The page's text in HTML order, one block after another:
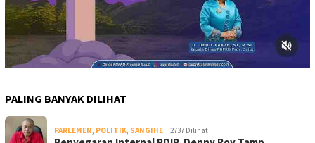
PALING BANYAK DILIHAT
PARLEMEN, POLITIK, SANGIHE 2737 Dilihat